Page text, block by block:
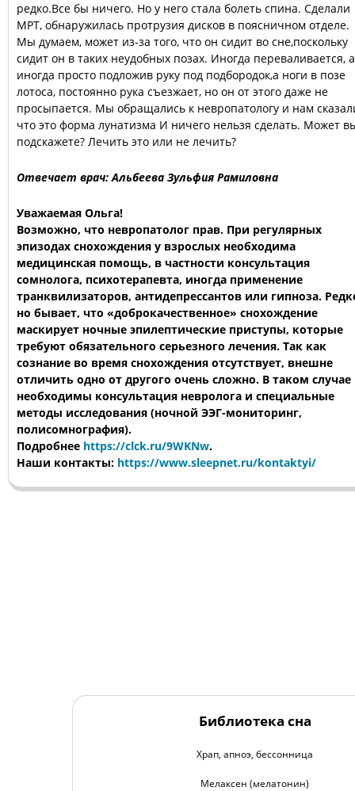
редко.Все бы ничего. Но у него стала болеть спина. Сделали
МРТ, обнаружилась протрузия дисков в поясничном отделе.
Мы думаем, может из-за того, что он сидит во сне,поскольку
сидит он в таких неудобных позах. Иногда переваливается, а
иногда просто подложив руку под подбородок,а ноги в позе
лотоса, постоянно рука съезжает, но он от этого даже не
просыпается. Мы обращались к невропатологу и нам
что это форма лунатизма И ничего нельзя сделать. Может
подскажете? Лечить это или не лечить?
Отвечает врач: Альбеева Зульфия Рамиловна
Уважаемая Ольга!
Возможно, что невропатолог прав. При регулярных
эпизодах снохождения у взрослых необходима
медицинская помощь, в частности консультация
сомнолога, психотерапевта, иногда применение
транквилизаторов, антидепрессантов или гипноза.
но бывает, что «доброкачественное» снохождение
маскирует ночные эпилептические приступы, которые
требуют обязательного серьезного лечения. Так как
сознание во время снохождения отсутствует, внешне
отличить одно от другого очень сложно. В таком случае
необходимы консультация невролога и специальные
методы исследования (ночной ЭЭГ-мониторинг,
полисомнография).
Подробнее https://clck.ru/9WKNw.
Наши контакты: https://www.sleepnet.ru/kontaktyi/
Библиотека сна
Храп, апноэ, бессонница
Мелаксен (мелатонин)